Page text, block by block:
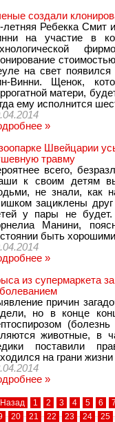
создали
летняя Ребекка Смит
на участие в
на свет появился
Винни. Щенок,
матери,
ему исполнится
»
Швейцарии
травму
всего,
к своим детям
не знали, как
зациклены
у пары не
Манини,
быть
»
из супермаркета
причин
но в конце
животные, в
поставили
на грани
»
1 2 3 4 5 6
20 21 22 23 24
25